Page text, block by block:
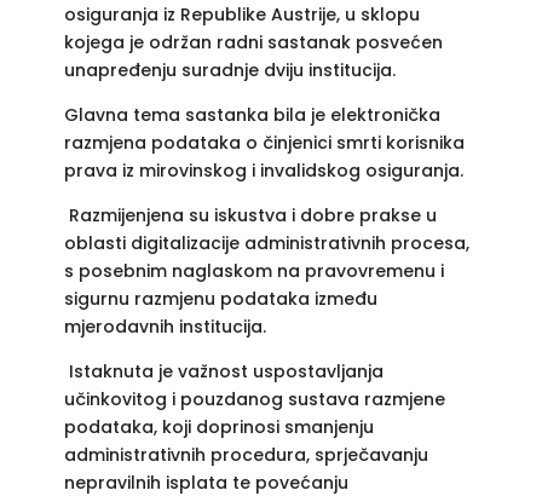
osiguranja iz Republike Austrije, u sklopu
kojega je održan radni sastanak posvećen
unapređenju suradnje dviju institucija.
Glavna tema sastanka bila je elektronička
razmjena podataka o činjenici smrti korisnika
prava iz mirovinskog i invalidskog osiguranja.
Razmijenjena su iskustva i dobre prakse u
oblasti digitalizacije administrativnih procesa,
s posebnim naglaskom na pravovremenu i
sigurnu razmjenu podataka između
mjerodavnih institucija.
Istaknuta je važnost uspostavljanja
učinkovitog i pouzdanog sustava razmjene
podataka, koji doprinosi smanjenju
administrativnih procedura, sprječavanju
nepravilnih isplata te povećanju